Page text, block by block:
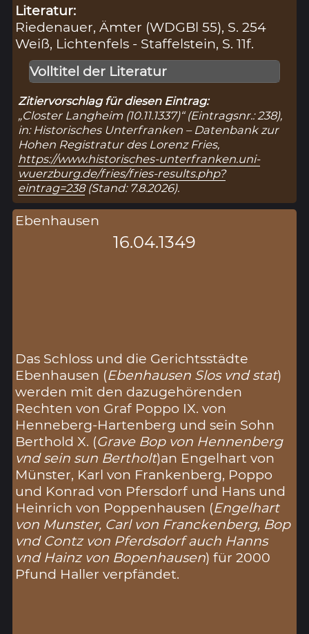
Literatur:
Riedenauer, Ämter (WDGBl 55), S. 254
Weiß, Lichtenfels - Staffelstein, S. 11f.
Volltitel der Literatur
Zitiervorschlag für diesen Eintrag:
„Closter Langheim (10.11.1337)“ (Eintragsnr.: 238),
in: Historisches Unterfranken – Datenbank zur
Hohen Registratur des Lorenz Fries,
https://www.historisches-unterfranken.uni-
wuerzburg.de/fries/fries-results.php?
eintrag=238(Stand: 7.8.2026).
Ebenhausen
16.04.1349
Das Schloss und die Gerichtsstädte
Ebenhausen (Ebenhausen Slos vnd stat)
werden mit den dazugehörenden
Rechten von Graf Poppo IX. von
Henneberg-Hartenberg und sein Sohn
Berthold X. (Grave Bop von Hennenberg
vnd sein sun Bertholt)an Engelhart von
Münster, Karl von Frankenberg, Poppo
und Konrad von Pfersdorf und Hans und
Heinrich von Poppenhausen (Engelhart
von Munster, Carl von Franckenberg, Bop
vnd Contz von Pferdsdorf auch Hanns
vnd Hainz von Bopenhausen) für 2000
Pfund Haller verpfändet.